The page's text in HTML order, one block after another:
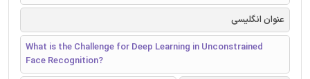
عنوان انگلیسی
What is the Challenge for Deep Learning in Unconstrained
Face Recognition?